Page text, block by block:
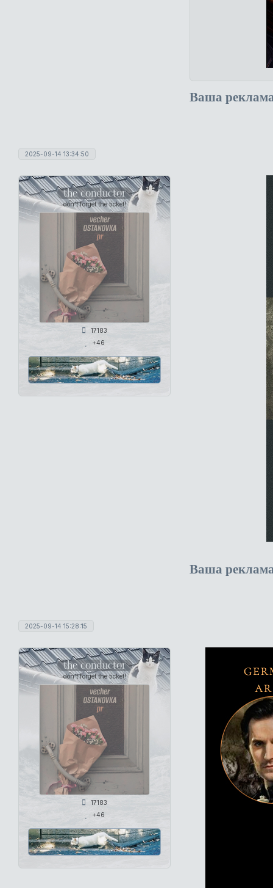
Ваша
2025-09-14 13:34:50
the conductor
don't forget the ticket!
17183
+46
Ваша
2025-09-14 15:28:15
the conductor
don't forget the ticket!
17183
+46